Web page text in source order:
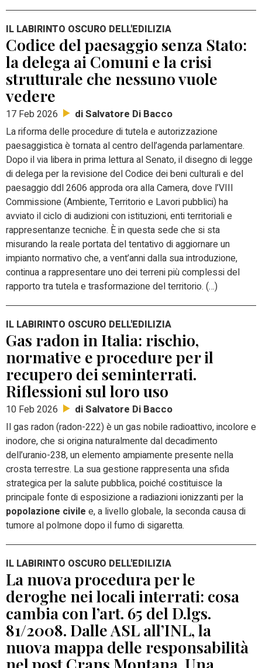
IL LABIRINTO OSCURO DELL'EDILIZIA
Codice del paesaggio senza Stato:
la delega ai Comuni e la crisi
strutturale che nessuno vuole
vedere
17 Feb 2026 di Salvatore Di Bacco
La riforma delle procedure di tutela e autorizzazione
paesaggistica è tornata al centro dell’agenda parlamentare.
Dopo il via libera in prima lettura al Senato, il disegno di legge
di delega per la revisione del Codice dei beni culturali e del
paesaggio ddl 2606 approda ora alla Camera, dove l’VIII
Commissione (Ambiente, Territorio e Lavori pubblici) ha
avviato il ciclo di audizioni con istituzioni, enti territoriali e
rappresentanze tecniche. È in questa sede che si sta
misurando la reale portata del tentativo di aggiornare un
impianto normativo che, a vent’anni dalla sua introduzione,
continua a rappresentare uno dei terreni più complessi del
rapporto tra tutela e trasformazione del territorio. (…)
IL LABIRINTO OSCURO DELL'EDILIZIA
Gas radon in Italia: rischio,
normative e procedure per il
recupero dei seminterrati.
Riflessioni sul loro uso
10 Feb 2026 di Salvatore Di Bacco
Il gas radon (radon-222) è un gas nobile radioattivo, incolore e
inodore, che si origina naturalmente dal decadimento
dell’uranio-238, un elemento ampiamente presente nella
crosta terrestre. La sua gestione rappresenta una sfida
strategica per la salute pubblica, poiché costituisce la
principale fonte di esposizione a radiazioni ionizzanti per la
popolazione civile e, a livello globale, la seconda causa di
tumore al polmone dopo il fumo di sigaretta.
IL LABIRINTO OSCURO DELL'EDILIZIA
La nuova procedura per le
deroghe nei locali interrati: cosa
cambia con l’art. 65 del D.lgs.
81/2008. Dalle ASL all’INL, la
nuova mappa delle responsabilità